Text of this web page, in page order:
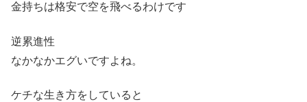
金持ちは格安で空を飛べるわけです
逆累進性
なかなかエグいですよね。
ケチな生き方をしていると